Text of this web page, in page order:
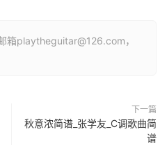
箱playtheguitar@126.com，
下一篇
秋意浓简谱_张学友_C调歌曲简
谱